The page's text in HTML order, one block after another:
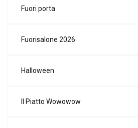
Fuori porta
Fuorisalone 2026
Halloween
Il Piatto Wowowow